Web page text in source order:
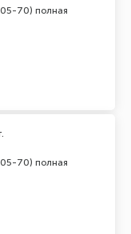
70) полная
70) полная